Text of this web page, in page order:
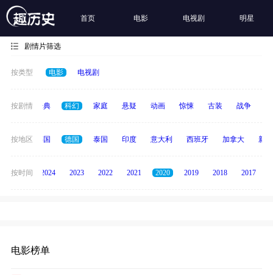
首页 电影 电视剧 明星
剧情片筛选
按类型 电影 电视剧
按剧情
恐怖 经典 科幻 家庭 悬疑 动画 惊悚 古装 战争
按地区
日本 韩国 德国 泰国 印度 意大利 西班牙 加拿大 新
按时间
2025 2024 2023 2022 2021 2020 2019 2018 2017
电影榜单